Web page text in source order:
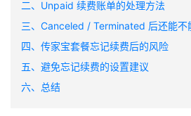
二、Unpaid 续费账单的处理方法
三、Canceled / Terminated 后还能不
四、传家宝套餐忘记续费后的风险
五、避免忘记续费的设置建议
六、总结